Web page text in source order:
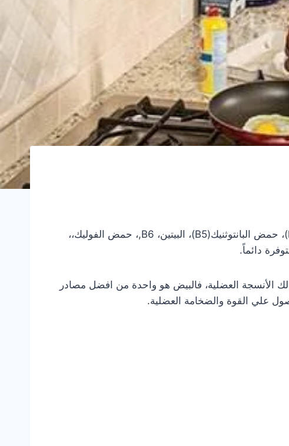
يعتبر البيض من أهم المصادر وأفضلها للحصول على البروتين ذات القيمة البيولوجية العالية، والفيتامينات (B2, B3)، حمض البانتوثنيك(B5)، البيتين، B6,، حمض الفوليك،،
الأنسجة العضلية، فالبيض هو واحدة من افضل مصادر
علي القوة والضخامة العضلية.